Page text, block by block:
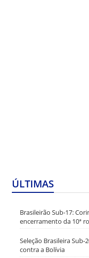
ÚLTIMAS
Brasileirão Sub-17:
encerramento da 10ª
Seleção Brasileira
contra a Bolívia